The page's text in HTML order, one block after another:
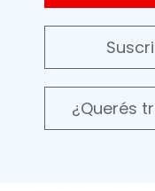
¿Querés